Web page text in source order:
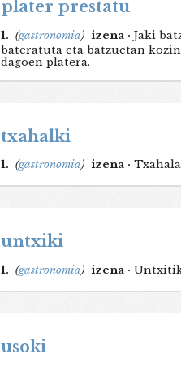
plater prestatu
1. (gastronomia) izena · Jaki
bateratuta eta batzuetan
dagoen platera.
txahalki
1. (gastronomia) izena ·
untxiki
1. (gastronomia) izena ·
usoki